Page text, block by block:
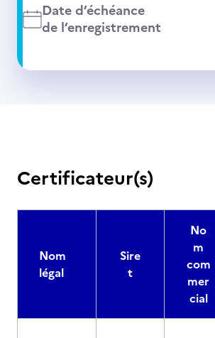
Date d’échéance
de l’enregistrement
Certificateur(s)
Nom
légal
Sire
t
No
m
com
mer
cial